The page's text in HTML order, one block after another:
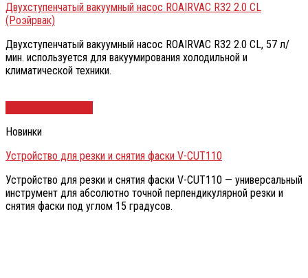
Двухступенчатый вакуумный насос ROAIRVAC R32 2.0 CL
(Роэйрвак)
Двухступенчатый вакуумный насос ROAIRVAC R32 2.0 CL, 57 л/
мин. используется для вакуумирования холодильной и
климатической техники.
Новинки
Устройство для резки и снятия фаски V-CUT110
Устройство для резки и снятия фаски V-CUT110 — универсальный
инструмент для абсолютно точной перпендикулярной резки и
снятия фаски под углом 15 градусов.